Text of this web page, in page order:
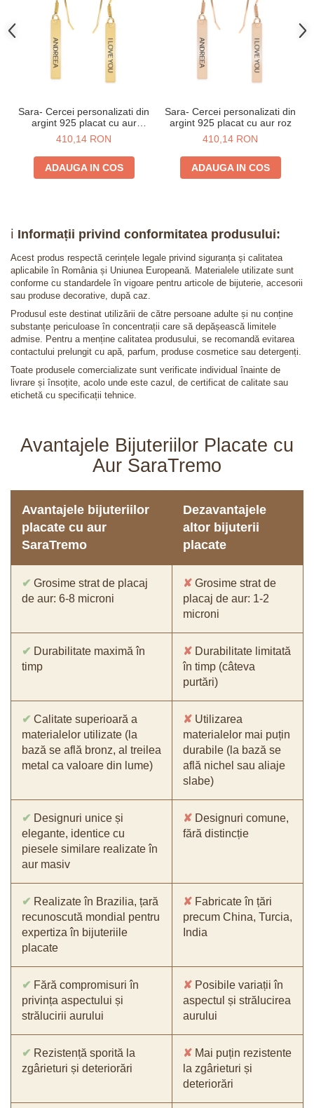
Sara- Cercei personalizati din
argint 925 placat cu aur
galben 24K
410,14 RON
ADAUGA IN COS
Sara- Cercei personalizati din
argint 925 placat cu aur roz
410,14 RON
ADAUGA IN COS
ℹ️ Informații privind conformitatea produsului:
Acest produs respectă cerințele legale privind siguranța și calitatea
aplicabile în România și Uniunea Europeană. Materialele utilizate sunt
conforme cu standardele în vigoare pentru articole de bijuterie, accesorii
sau produse decorative, după caz.
Produsul este destinat utilizării de către persoane adulte și nu conține
substanțe periculoase în concentrații care să depășească limitele
admise. Pentru a menține calitatea produsului, se recomandă evitarea
contactului prelungit cu apă, parfum, produse cosmetice sau detergenți.
Toate produsele comercializate sunt verificate individual înainte de
livrare și însoțite, acolo unde este cazul, de certificat de calitate sau
etichetă cu specificații tehnice.
Avantajele Bijuteriilor Placate cu
Aur SaraTremo
Avantajele bijuteriilor
placate cu aur
SaraTremo
Dezavantajele
altor bijuterii
placate
✔ Grosime strat de placaj
de aur: 6-8 microni
✘ Grosime strat de
placaj de aur: 1-2
microni
✔ Durabilitate maximă în
timp
✘ Durabilitate limitată
în timp (câteva
purtări)
✔ Calitate superioară a
materialelor utilizate (la
bază se află bronz, al treilea
metal ca valoare din lume)
✘ Utilizarea
materialelor mai puțin
durabile (la bază se
află nichel sau aliaje
slabe)
✔ Designuri unice și
elegante, identice cu
piesele similare realizate în
aur masiv
✘ Designuri comune,
fără distincție
✔ Realizate în Brazilia, țară
recunoscută mondial pentru
expertiza în bijuteriile
placate
✘ Fabricate în țări
precum China, Turcia,
India
✔ Fără compromisuri în
privința aspectului și
strălucirii aurului
✘ Posibile variații în
aspectul și strălucirea
aurului
✔ Rezistență sporită la
zgârieturi și deteriorări
✘ Mai puțin rezistente
la zgârieturi și
deteriorări